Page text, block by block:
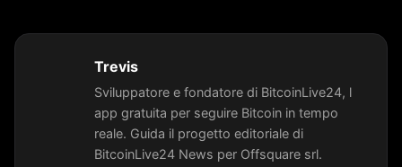
Trevis
Sviluppatore e fondatore di BitcoinLive24, l
app gratuita per seguire Bitcoin in tempo
reale. Guida il progetto editoriale di
BitcoinLive24 News per Offsquare srl.